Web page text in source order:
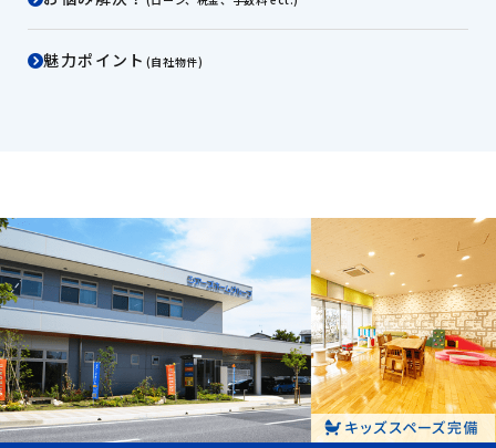
魅力ポイント (自社物件)